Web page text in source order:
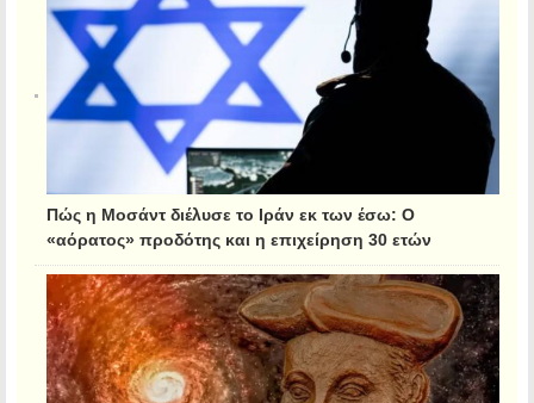
Πώς η Μοσάντ διέλυσε το Ιράν εκ των έσω: Ο
«αόρατος» προδότης και η επιχείρηση 30 ετών